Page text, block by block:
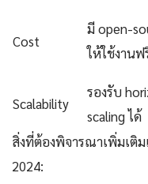
Cost
มี open-
ให้ใช้งานฟ
Scalability
รองรับ
scaling ได้
สิ่งที่ต้องพิจารณาเพิ่มเติม
2024: